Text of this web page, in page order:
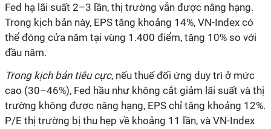
Fed hạ lãi suất 2–3 lần, thị trường vẫn được nâng hạng.
Trong kịch bản này, EPS tăng khoảng 14%, VN-Index có
thể đóng cửa năm tại vùng 1.400 điểm, tăng 10% so với
đầu năm.
Trong kịch bản tiêu cực, nếu thuế đối ứng duy trì ở mức
cao (30–46%), Fed hầu như không cắt giảm lãi suất và thị
trường không được nâng hạng, EPS chỉ tăng khoảng 12%.
P/E thị trường bị thu hẹp về khoảng 11 lần, và VN-Index